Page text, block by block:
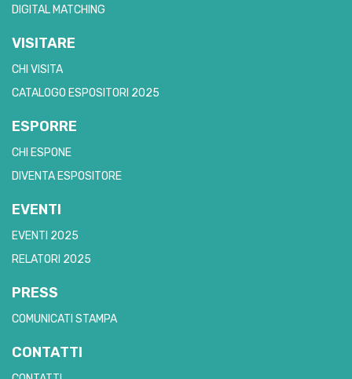
DIGITAL MATCHING
VISITARE
CHI VISITA
CATALOGO ESPOSITORI 2025
ESPORRE
CHI ESPONE
DIVENTA ESPOSITORE
EVENTI
EVENTI 2025
RELATORI 2025
PRESS
COMUNICATI STAMPA
CONTATTI